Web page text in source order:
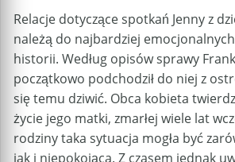
Relacje dotyczące spotkań Jenny z
należą do najbardziej emocjonalnych
historii. Według opisów sprawy
początkowo podchodził do niej z
się temu dziwić. Obca kobieta
życie jego matki, zmarłej wiele lat
rodziny taka sytuacja mogła być
jak i niepokojąca. Z czasem jednak